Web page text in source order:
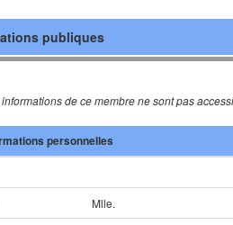
publiques
informations de ce membre ne sont pas
personnelles
Mlle.